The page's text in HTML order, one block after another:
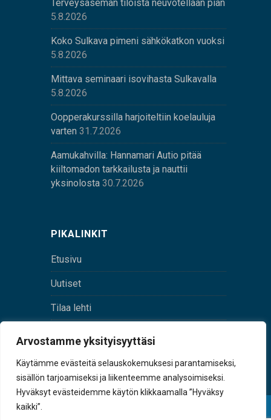
Arvostamme yksityisyyttäsi
Käytämme evästeitä selauskokemuksesi parantamiseksi,
sisällön tarjoamiseksi ja liikenteemme analysoimiseksi.
Hyväksyt evästeidemme käytön klikkaamalla ”Hyväksy
kaikki”.
Terveysaseman tiloista neuvotellaan pian
5.8.2026
Koko Sulkava pimeni sähkökatkon vuoksi
5.8.2026
Mittava seminaari isovihasta Sulkavalla
5.8.2026
Oopperakurssilla harjoiteltiin koelauluja
varten 31.7.2026
Aamukahvilla: Hannamari Autio pitää
kiiltomadon tarkkailusta ja nauttii
yksinolosta 30.7.2026
PIKALINKIT
Etusivu
Uutiset
Tilaa lehti